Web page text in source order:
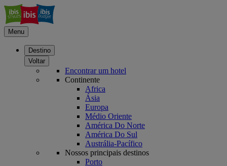
Menu
Destino
Voltar
Encontrar um hotel
Continente
Africa
Ásia
Europa
Médio Oriente
América Do Norte
América Do Sul
Austrália-Pacífico
Nossos principais destinos
Porto